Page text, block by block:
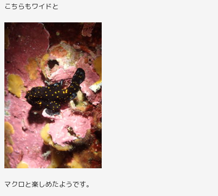
こちらもワイドと
マクロと楽しめたようです。